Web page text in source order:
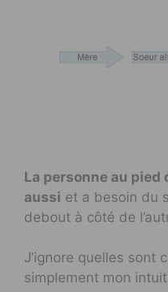
La personne au
aussi et a besoin du
debout à côté de
J’ignore quelles sont
simplement mon